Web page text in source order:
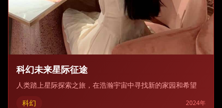
科幻未来星际征途
人类踏上星际探索之旅，在浩瀚宇宙中寻找新的家园和希望
科幻
2024年